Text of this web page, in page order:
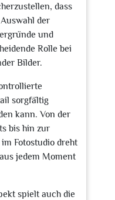
dass
der
und
Rolle bei
Bilder.
sorgfältig
kann. Von der
bis hin zur
Fotostudio dreht
jedem Moment
spielt auch die